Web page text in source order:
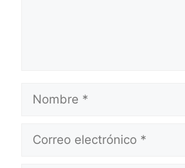
electrónico